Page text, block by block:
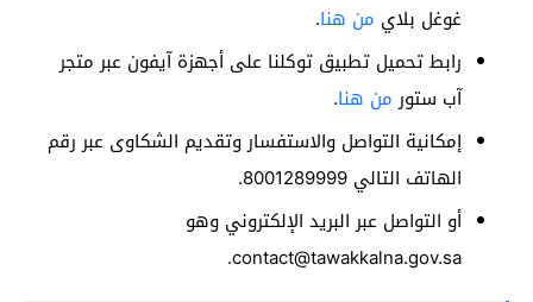
غوغل بلاي من هنا.
رابط تحميل تطبيق توكلنا على أجهزة آيفون عبر متجر
آب ستور من هنا.
إمكانية التواصل والاستفسار وتقديم الشكاوى عبر رقم
الهاتف التالي 8001289999.
أو التواصل عبر البريد الإلكتروني وهو
contact@tawakkalna.gov.sa
.